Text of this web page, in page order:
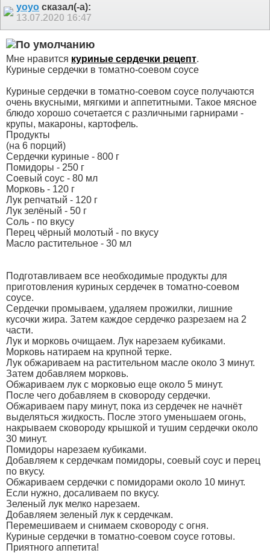
yoyo сказал(-а):
13.07.2020 16:47
Мне нравится куриные сердечки рецепт.
Куриные сердечки в томатно-соевом соусе
Куриные сердечки в томатно-соевом соусе получаются
очень вкусными, мягкими и аппетитными. Такое мясное
блюдо хорошо сочетается с различными гарнирами -
крупы, макароны, картофель.
Продукты
(на 6 порций)
Сердечки куриные - 800 г
Помидоры - 250 г
Соевый соус - 80 мл
Морковь - 120 г
Лук репчатый - 120 г
Лук зелёный - 50 г
Соль - по вкусу
Перец чёрный молотый - по вкусу
Масло растительное - 30 мл
Подготавливаем все необходимые продукты для
приготовления куриных сердечек в томатно-соевом
соусе.
Сердечки промываем, удаляем прожилки, лишние
кусочки жира. Затем каждое сердечко разрезаем на 2
части.
Лук и морковь очищаем. Лук нарезаем кубиками.
Морковь натираем на крупной терке.
Лук обжариваем на растительном масле около 3 минут.
Затем добавляем морковь.
Обжариваем лук с морковью еще около 5 минут.
После чего добавляем в сковороду сердечки.
Обжариваем пару минут, пока из сердечек не начнёт
выделяться жидкость. После этого уменьшаем огонь,
накрываем сковороду крышкой и тушим сердечки около
30 минут.
Помидоры нарезаем кубиками.
Добавляем к сердечкам помидоры, соевый соус и перец
по вкусу.
Обжариваем сердечки с помидорами около 10 минут.
Если нужно, досаливаем по вкусу.
Зеленый лук мелко нарезаем.
Добавляем зеленый лук к сердечкам.
Перемешиваем и снимаем сковороду с огня.
Куриные сердечки в томатно-соевом соусе готовы.
Приятного аппетита!